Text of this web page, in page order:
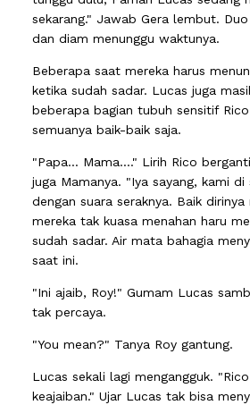
sekarang." Jawab Gera lembut.
dan diam menunggu waktunya.
Beberapa saat mereka harus
ketika sudah sadar. Lucas juga
beberapa bagian tubuh sensitif
semuanya baik-baik saja.
"Papa... Mama...." Lirih Rico
juga Mamanya. "Iya sayang, kami di
dengan suara seraknya. Baik dirinya
mereka tak kuasa menahan haru
sudah sadar. Air mata bahagia
saat ini.
"Ini ajaib, Roy!" Gumam Lucas
tak percaya.
"You mean?" Tanya Roy gantung.
Lucas sekali lagi mengangguk.
keajaiban." Ujar Lucas tak bisa